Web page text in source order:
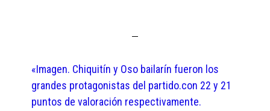
«Imagen. Chiquitín y Oso bailarín fueron los
grandes protagonistas del partido.con 22 y 21
puntos de valoración respectivamente.